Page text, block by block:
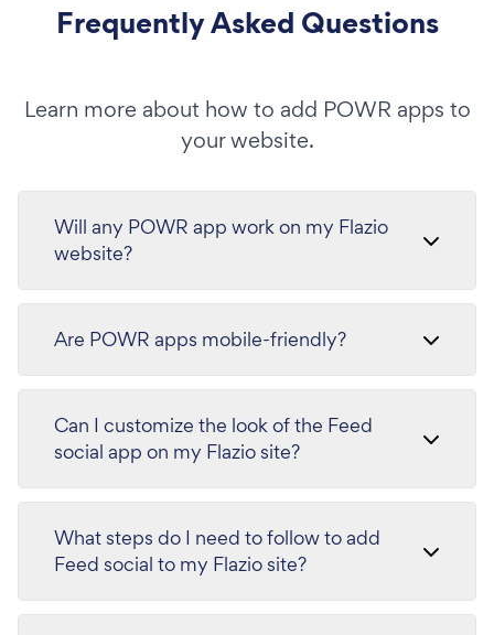
Frequently Asked Questions
Learn more about how to add POWR apps to
your website.
Will any POWR app work on my Flazio
website?
Are POWR apps mobile-friendly?
Can I customize the look of the Feed
social app on my Flazio site?
What steps do I need to follow to add
Feed social to my Flazio site?